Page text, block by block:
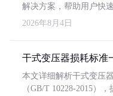
解决方案，帮助用户快
2026年8月4日
干式变压器损耗标准
本文详细解析干式变压
（GB/T 10228-2015）